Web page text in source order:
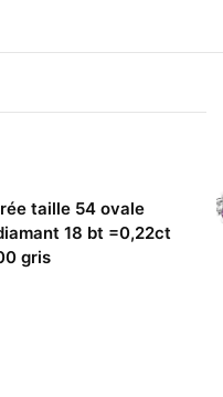
taille 54 ovale
18 bt =0,22ct
gris